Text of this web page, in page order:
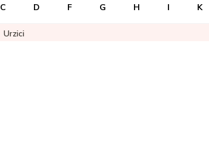
C D F G H I K
Urzici